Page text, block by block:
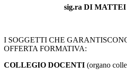
sig.ra DI MATTEI
I SOGGETTI CHE
OFFERTA FORMATIVA:
COLLEGIO DOCENTI (organo